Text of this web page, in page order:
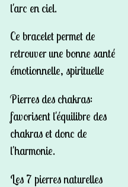
l'arc en ciel.
Ce bracelet permet de
retrouver une bonne santé
émotionnelle, spirituelle
Pierres des chakras:
favorisent l'équilibre des
chakras et donc de
l'harmonie.
Les 7 pierres naturelles